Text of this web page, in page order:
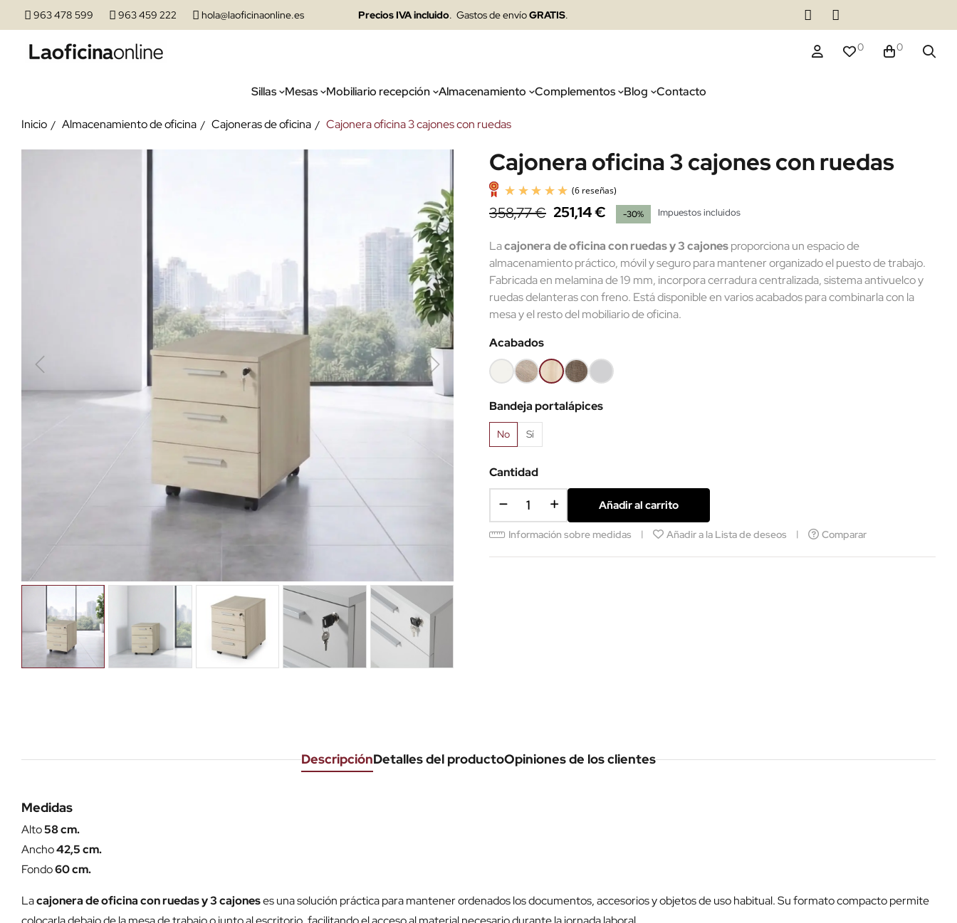
963 478 599 963 459 222 hola@laoficinaonline.es Precios IVA incluido. Gastos de envíoGRATIS.
0 0
Sillas Mesas Mobiliario recepción Almacenamiento Complementos Blog Contacto
Inicio Almacenamiento de oficina Cajoneras de oficina Cajonera oficina 3 cajones con ruedas
Cajonera oficina 3 cajones con ruedas
358,77 € 251,14 € -30% Impuestos incluidos
Lacajonera de oficina con ruedas y 3 cajonesproporciona un espacio de
almacenamiento práctico, móvil y seguro para mantener organizado el puesto de trabajo.
Fabricada en melamina de 19 mm, incorpora cerradura centralizada, sistema antivuelco y
ruedas delanteras con freno. Está disponible en varios acabados para combinarla con la
mesa y el resto del mobiliario de oficina.
Acabados
BlancoOlmo
claro
AcaciaNebraska
Gris
claro
Bandeja portalápices
No Sí
Cantidad
Añadir al carrito
Información sobre medidas Añadir a la Lista de deseos Comparar
DescripciónDetalles del productoOpiniones de los clientes
Medidas
Alto58 cm.
Ancho42,5 cm.
Fondo60 cm.
Lacajonera de oficina con ruedas y 3 cajoneses una solución práctica para mantener ordenados los documentos, accesorios y objetos de uso habitual. Su formato compacto permite